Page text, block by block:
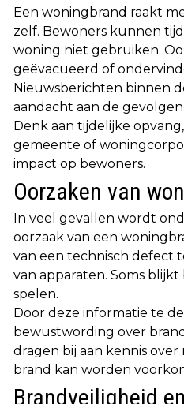
Een woningbrand raakt
zelf. Bewoners kunnen
woning niet gebruiken.
geëvacueerd of
Nieuwsberichten binnen
aandacht aan de
Denk aan tijdelijke
gemeente of
impact op bewoners.
Oorzaken van
In veel gevallen wordt
oorzaak van een
van een technisch defect
van apparaten. Soms
spelen.
Door deze informatie te
bewustwording over
dragen bij aan kennis over
brand kan worden
Brandveiligheid